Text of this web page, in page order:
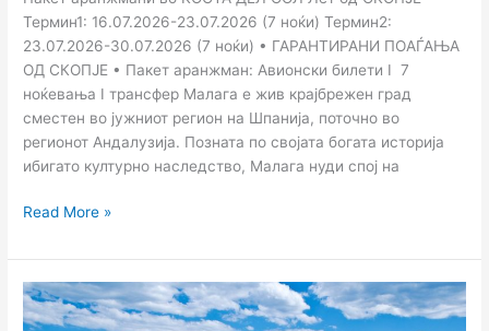
Термин1: 16.07.2026-23.07.2026 (7 ноќи) Термин2:
23.07.2026-30.07.2026 (7 ноќи) • ГАРАНТИРАНИ ПОАЃАЊА
ОД СКОПЈЕ • Пакет аранжман: Авионски билети I 7
ноќевања I трансфер Малага е жив крајбрежен град
сместен во јужниот регион на Шпанија, поточно во
регионот Андалузија. Позната по својата богата историја
ибигато културно наследство, Малага нуди спој на
Read More »
Малага
Лето